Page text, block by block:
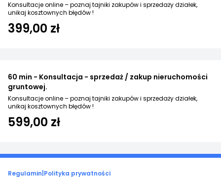
Konsultacje online – poznaj tajniki zakupów i sprzedaży działek,
unikaj kosztownych błędów !
399,00 zł
60 min - Konsultacja - sprzedaż / zakup nieruchomości
gruntowej.
Konsultacje online – poznaj tajniki zakupów i sprzedaży działek,
unikaj kosztownych błędów !
599,00 zł
Regulamin Polityka prywatności